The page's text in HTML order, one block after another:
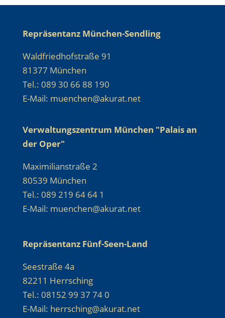
Repräsentanz München-Sendling
Waldfriedhofstraße 91
81377 München
Tel.: 089 30 66 88 190
E-Mail: muenchen@akurat.net
Verwaltungszentrum München "Palais an
der Oper"
Maximilianstraße 2
80539 München
Tel.: 089 219 64 64 1
E-Mail: muenchen@akurat.net
Repräsentanz Fünf-Seen-Land
Seestraße 4a
82211 Herrsching
Tel.: 08152 99 37 74 0
E-Mail: herrsching@akurat.net